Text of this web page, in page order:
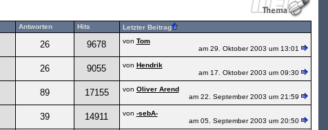
Antworten Hits Letzter Beitrag
26 9678 von Tom
am 29. Oktober 2003 um 13:01
26 9055 von Hendrik
am 17. Oktober 2003 um 09:30
89 17155 von Oliver Arend
am 22. September 2003 um 21:59
39 14911 von -sebA-
am 05. September 2003 um 20:50